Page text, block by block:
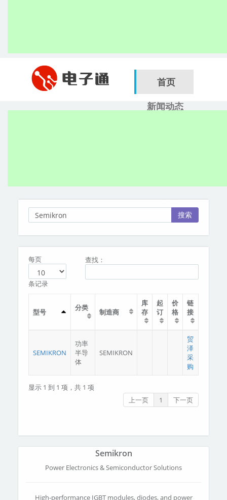
首页
新闻动态
服务商
搜索
每页
条记录
查找：
型号 分类 制造商
库
存
起
订
价
格
链
接
SEMIKRON
功率
半导
体
SEMIKRON
贸
泽
采
购
显示 1 到 1 项，共 1 项
上一页
1 下一页
Semikron
Power Electronics & Semiconductor Solutions
High-performance IGBT modules, diodes, and power